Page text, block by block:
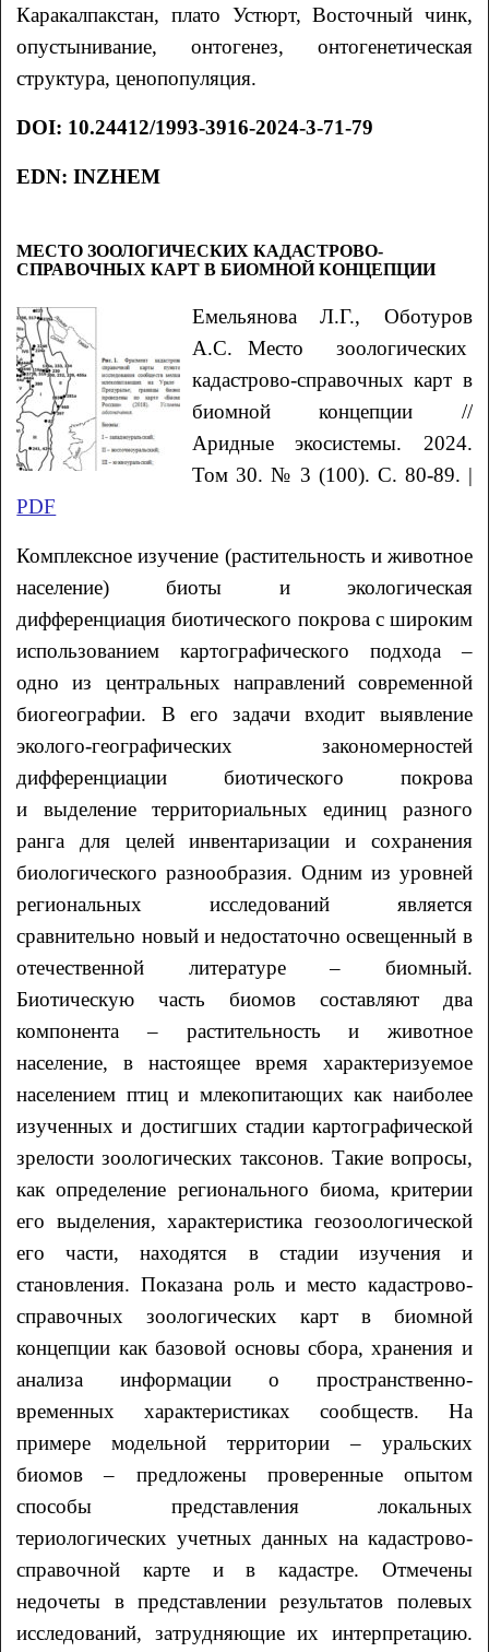
Каракалпакстан, плато Устюрт, Восточный чинк,
опустынивание, онтогенез, онтогенетическая
структура, ценопопуляция.
DOI: 10.24412/1993-3916-2024-3-71-79
EDN: INZHEM
МЕСТО ЗООЛОГИЧЕСКИХ КАДАСТРОВО-
СПРАВОЧНЫХ КАРТ В БИОМНОЙ КОНЦЕПЦИИ
ЕмельяноваЛ.Г., Оботуров
А.С.Место зоологических
кадастрово-справочных карт в
биомной концепции //
Аридные экосистемы. 2024.
Том 30. № 3 (100). С. 80-89. |
PDF
Комплексное изучение (растительность и животное
население) биоты и экологическая
дифференциация биотического покрова с широким
использованием картографического подхода –
одно из центральных направлений современной
биогеографии. В его задачи входит выявление
эколого-географических закономерностей
дифференциации биотического покрова
и выделение территориальных единиц разного
ранга для целей инвентаризации и сохранения
биологического разнообразия. Одним из уровней
региональных исследований является
сравнительно новый и недостаточно освещенный в
отечественной литературе – биомный.
Биотическую часть биомов составляют два
компонента – растительность и животное
население, в настоящее время характеризуемое
населением птиц и млекопитающих как наиболее
изученных и достигших стадии картографической
зрелости зоологических таксонов. Такие вопросы,
как определение регионального биома, критерии
его выделения, характеристика геозоологической
его части, находятся в стадии изучения и
становления. Показана роль и место кадастрово-
справочных зоологических карт в биомной
концепции как базовой основы сбора, хранения и
анализа информации о пространственно-
временных характеристиках сообществ. На
примере модельной территории – уральских
биомов – предложены проверенные опытом
способы представления локальных
териологических учетных данных на кадастрово-
справочной карте и в кадастре. Отмечены
недочеты в представлении результатов полевых
исследований, затрудняющие их интерпретацию.